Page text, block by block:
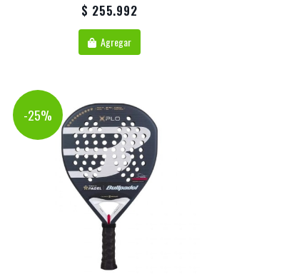
$ 255.992
Agregar
-25%